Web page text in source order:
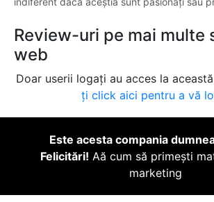
Review-uri pe mai multe
web
Doar userii logați au acces la
ți click aici pentru a vă
Este acesta compania
Felicitări! Aă cum să primești
marketing